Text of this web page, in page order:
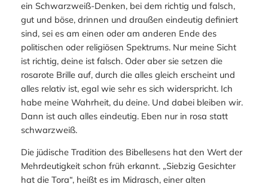
ein Schwarzweiß-Denken, bei dem richtig und falsch,
gut und böse, drinnen und draußen eindeutig definiert
sind, sei es am einen oder am anderen Ende des
politischen oder religiösen Spektrums. Nur meine Sicht
ist richtig, deine ist falsch. Oder aber sie setzen die
rosarote Brille auf, durch die alles gleich erscheint und
alles relativ ist, egal wie sehr es sich widerspricht. Ich
habe meine Wahrheit, du deine. Und dabei bleiben wir.
Dann ist auch alles eindeutig. Eben nur in rosa statt
schwarzweiß.
Die jüdische Tradition des Bibellesens hat den Wert der
Mehrdeutigkeit schon früh erkannt. „Siebzig Gesichter
hat die Tora“, heißt es im Midrasch, einer alten